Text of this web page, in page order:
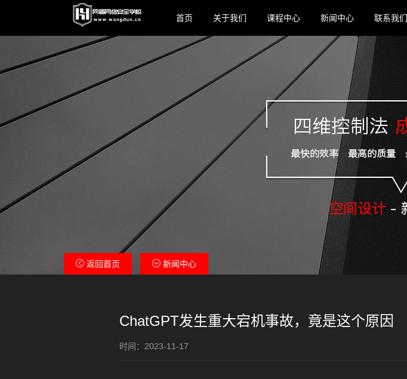
首页 关于我们 课程中心 新闻中心 联系我们
返回首页 新闻中心
ChatGPT发生重大宕机事故，竟是这个原因
时间：2023-11-17